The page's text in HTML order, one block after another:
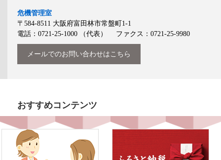
危機管理室
〒584-8511 大阪府富田林市常盤町1-1
電話：0721-25-1000
（代表） ファクス：0721-25-9980
メールでのお問い合わせはこちら
おすすめコンテンツ